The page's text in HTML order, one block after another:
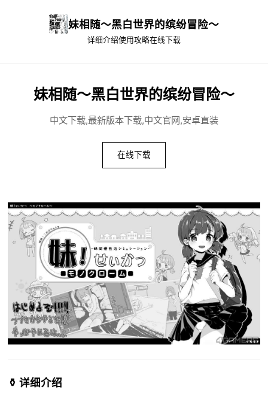
妹相随～黑白世界的缤纷冒险～
详细介绍使用攻略在线下载
妹相随～黑白世界的缤纷冒险～
中文下载,最新版本下载,中文官网,安卓直装
在线下载
⚱️ 详细介绍